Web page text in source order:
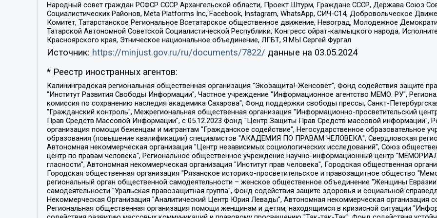
Народный совет граждан РСФСР СССР Архангельской области, Проект Штурм, Граждане СССР, Держава Союз
Социалистических Районов, Meta Platforms Inc, Facebook, Instagram, WhatsApp, СИЧ-С14, Добровольческое
Комитет, Татарстанское Региональное Всетатарское общественное движение, Невоград, Молодежное
Татарской Автономной Советской Социалистической Республики, Конгресс ойрат-калмыцкого народа,
Красноярского края, Этническое национальное объединение, ЛГБТ, Я.МЫ Сергей Фургал
Источник: https://minjust.gov.ru/ru/documents/7822/ данные на 03.05.2024
* Реестр иностранных агентов:
Калининградская региональная общественная организация "Экозащита!-Женсовет", Фонд содействия защите прав и свобод граждан "Общественный вердикт", Фонд "Институт Развития Свободы Информации", Частное учреждение "Информационное агентство МЕМО. РУ", Региональная общественная организация "Общественная комиссия по сохранению наследия академика Сахарова", Фонд поддержки свободы прессы, Санкт-Петербургская общественная правозащитная организация "Гражданский контроль", Межрегиональная общественная организация "Информационно-просветительский центр "Мемориал", Региональный Фонд "Центр Защиты Прав Средств Массовой Информации", с 05.12.2023 Фонд "Центр Защиты Прав Средств массовой информации", Региональная общественная благотворительная организация помощи беженцам и мигрантам "Гражданское содействие", Негосударственное образовательное учреждение дополнительного профессионального образования (повышение квалификации) специалистов "АКАДЕМИЯ ПО ПРАВАМ ЧЕЛОВЕКА", Свердловская региональная общественная организация "Сутяжник", Автономная некоммерческая организация "Центр независимых социологических исследований", Союз общественных объединений "Российский исследовательский центр по правам человека", Региональное общественное учреждение научно-информационный центр "МЕМОРИАЛ", Некоммерческая организация "Фонд защиты гласности", Автономная некоммерческая организация "Институт прав человека", Городская общественная организация "Екатеринбургское общество "МЕМОРИАЛ", Городская общественная организация "Рязанское историко-просветительское и правозащитное общество "Мемориал" (Рязанский Мемориал), Челябинский региональный орган общественной самодеятельности – женское общественное объединение "Женщины Евразии", Челябинский региональный орган общественной самодеятельности "Уральская правозащитная группа", Фонд содействия защите здоровья и социальной справедливости имени Андрея Рылькова, Автономная Некоммерческая Организация "Аналитический Центр Юрия Левады", Автономная некоммерческая организация социальной поддержки населения "Проект Апрель", Региональная общественная организация помощи женщинам и детям, находящимся в кризисной ситуации "Информационно-методический центр "Анна", Фонд содействия развитию массовых коммуникаций и правовому просвещению "Так-так-Так", Фонд содействия устойчивому развитию "Серебряная тайга", Свердловский региональный общественный фонд социальных проектов "Новое время", "Idel.Реалии", Кавказ.Реалии, Крым.Реалии, Телеканал Настоящее Время, Татаро-башкирская служба Радио Свобода (Azatliq Radiosi), Радио Свободная Европа/Радио Свобода (PCE/PC), "Сибирь.Реалии", "Фактограф", Благотворительный фонд помощи осужденным и их семьям, Автономная некоммерческая организация "Институт глобализации и социальных движений", Фонд "В защиту прав заключенных", Частное учреждение "Центр поддержки и содействия развитию средств массовой информации", Пензенский региональный общественный благотворительный фонд "Гражданский союз", "Север.Реалии", Некоммерческая организация Фонд "Правовая инициатива", Общество с ограниченной ответственностью "Радио Свободная Европа/Радио Свобода", Чешское информационное агентство "MEDIUM-ORIENT", Красноярская региональная общественная организация "Мы против СПИДа", Камалягин Денис Николаевич, Маркелов Сергей Евгеньевич, Пономарев Лев Александрович, Савицкая Людмила Алексеевна, Автономная некоммерческая организация "Центр по работе с проблемой насилия "НАСИЛИЮ.НЕТ", Межрегиональный профессиональный союз работников здравоохранения "Альянс врачей", Юридическое лицо, зарегистрированное в Латвийской Республике, SIA "Medusa Project" (регистрационный номер 40103797863, дата регистрации 10.06.2014), Некоммерческая организация "Фонд по борьбе с коррупцией", Автономная некоммерческая организация "Институт права и публичной политики", Баданин Роман Сергеевич, Гликин Максим Александрович, Железнова Мария Михайловна, Лукьянова Юлия Сергеевна, Маетная Елизавета Витальевна, Маняхин Петр Борисович, Чуракова Ольга Владимировна, Ярош Юлия Петровна, Юридическое лицо "The Insider SIA", зарегистрированное в Риге, Латвийская Республика (дата регистрации 26.06.2015), являющееся администратором доменного имени интернет-издания "The Insider SIA", https://theins.ru, Постернак Алексей Евгеньевич, Рубин Михаил Аркадьевич, Анин Роман Александрович, Юридическое лицо Istories fonds, зарегистрированное в Латвийской Республике (регистрационный номер 50008295751, дата регистрации 24.02.2020), Великовский Дмитрий Александрович, Долинина Ирина Николаевна, Мароховская Алеся Алексеевна, Шлейнов Роман Юрьевич, Шмагун Олеся Валентиновна, Общество с ограниченной ответственностью "Альтаир 2021", Общество с ограниченной ответственностью "Вега 2021", Общество с ограниченной ответственностью "Главный редактор 2021", Общество с ограниченной ответственностью "Ромашки монолит", Важенков Артем Валерьевич, Ивановская областная общественная организация "Центр гендерных исследований", Гурман Юрий Альбертович, Медиапроект "ОВД-Инфо", Егоров Владимир Владимирович, Жилинский Владимир Александрович, Общество с ограниченной ответственностью "ЗП", Иванова София Юрьевна, Карезина Инна Павловна, Кильтау Екатерина Викторовна, Петров Алексей Викторович, Пискунов Сергей Евгеньевич, Смирнов Сергей Сергеевич, Тихонов Михаил Сергеевич, Общество с ограниченной ответственностью "ЖУРНАЛИСТ-ИНОСТРАННЫЙ АГЕНТ", Арапова Галина Юрьевна, Вольтская Татьяна Анатольевна, Американская компания "Mason G.E.S. Anonymous Foundation" (США), являющаяся владельцем интернет-издания https://mnews.world/, Компания "Stichting Bellingcat", зарегистрированная в Нидерландах (дата регистрации 11.07.2018), Захаров Андрей Вячеславович, Клепиковская Екатерина Дмитриевна, Общество с ограниченной ответственностью "МЕМО", Перл Роман Александрович, Симонов Евгений Алексеевич, Соловьева Елена Анатольевна, Сотников Даниил Владимирович, Сурначева Елизавета Дмитриевна, Автономная некоммерческая организация по защите прав человека и информированию населения "Якутия – Наше Мнение", Общество с ограниченной ответственностью "Москоу диджитал медиа", с 26.01.2023 Общество с ограниченной ответственностью "Чайка Белые сады", Ветошкина Валерия Валерьевна, Заговора Максим Александрович, Межрегиональное общественное движение "Российская ЛГБТ - сеть", Оленичев Максим Владимирович, Павлов Иван Юрьевич, Скворцова Елена Сергеевна, Общество с ограниченной ответственностью "Как бы инагент", Кочетков Игорь Викторович, Общество с ограниченной ответственностью "Честные выборы", Еланчик Олег Александрович, Общество с ограниченной ответственностью "Нобелевский призыв", Гималова Регина Эмилевна, Григорьев Андрей Валерьевич, Григорьева Алина Александровна, Ассоциация по содействию защите прав призывников, альтернативнослужащих и военнослужащих "Правозащитная группа